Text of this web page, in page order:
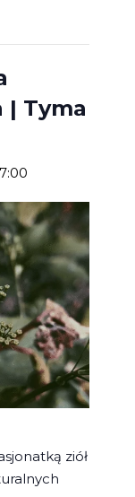
| Tyma
ziół